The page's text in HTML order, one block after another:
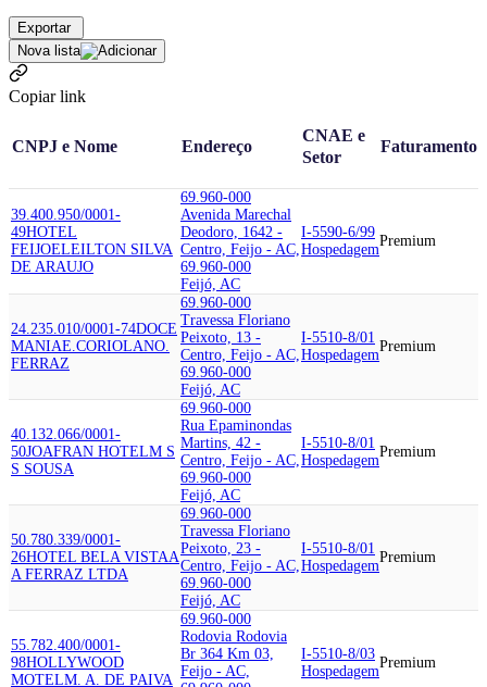
Exportar
Nova lista
Copiar link
CNPJ e Nome Endereço
CNAE e
Setor
Faturamento
39.400.950/0001-
49HOTEL
FEIJOELEILTON SILVA
DE ARAUJO
69.960-000
Avenida Marechal
Deodoro, 1642 -
Centro, Feijo - AC,
69.960-000
Feijó, AC
I-5590-6/99
Hospedagem
Premium
24.235.010/0001-74DOCE
MANIAE.CORIOLANO.
FERRAZ
69.960-000
Travessa Floriano
Peixoto, 13 -
Centro, Feijo - AC,
69.960-000
Feijó, AC
I-5510-8/01
Hospedagem
Premium
40.132.066/0001-
50JOAFRAN HOTELM S
S SOUSA
69.960-000
Rua Epaminondas
Martins, 42 -
Centro, Feijo - AC,
69.960-000
Feijó, AC
I-5510-8/01
Hospedagem
Premium
50.780.339/0001-
26HOTEL BELA VISTAA
A FERRAZ LTDA
69.960-000
Travessa Floriano
Peixoto, 23 -
Centro, Feijo - AC,
69.960-000
Feijó, AC
I-5510-8/01
Hospedagem
Premium
55.782.400/0001-
98HOLLYWOOD
MOTELM. A. DE PAIVA
69.960-000
Rodovia Rodovia
Br 364 Km 03,
Feijo - AC,
I-5510-8/03
Hospedagem
Premium